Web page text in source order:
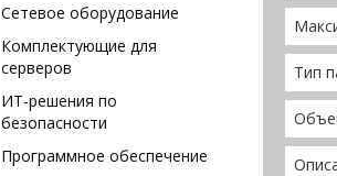
Сетевое оборудование
Комплектующие для
серверов
ИТ-решения по
безопасности
Программное обеспечение
Тип